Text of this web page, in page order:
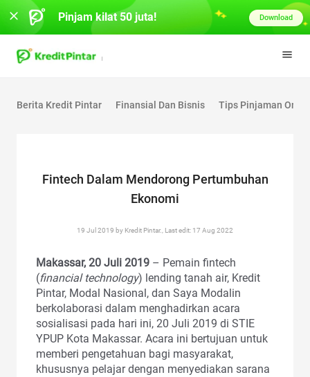
Berita Kredit Pintar Finansial Dan Bisnis Tips Pinjaman
Fintech Dalam Mendorong Pertumbuhan
Ekonomi
19 Jul 2019 by Kredit Pintar., Last edit: 17 Aug 2022
Makassar, 20 Juli 2019 – Pemain fintech
(financial technology) lending tanah air, Kredit
Pintar, Modal Nasional, dan Saya Modalin
berkolaborasi dalam menghadirkan acara
sosialisasi pada hari ini, 20 Juli 2019 di STIE
YPUP Kota Makassar. Acara ini bertujuan untuk
memberi pengetahuan bagi masyarakat,
khususnya pelajar dengan menyediakan sarana
Pinjam kilat 50 juta! Download